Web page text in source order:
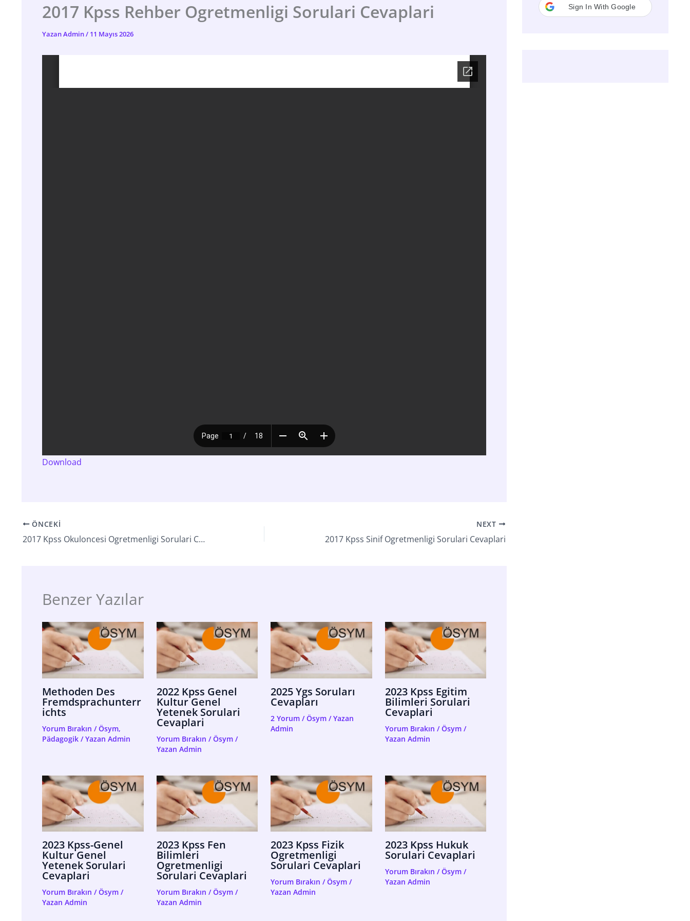
2017 Kpss Rehber Ogretmenligi Sorulari Cevaplari
YazanAdmin/ 11 Mayıs 2026
Download
ÖNCEKI
2017 Kpss Okuloncesi Ogretmenligi Sorulari Cevaplari
NEXT
2017 Kpss Sinif Ogretmenligi Sorulari Cevaplari
Benzer Yazılar
Methoden Des
Fremdsprachunterr
Ichts
Yorum Bırakın /Ösym,
Pädagogik / Yazan Admin
2022 Kpss Genel
Kultur Genel
Yetenek Sorulari
Cevaplari
Yorum Bırakın /Ösym/
Yazan Admin
2025 Ygs Soruları
Cevapları
2 Yorum /Ösym / Yazan
Admin
2023 Kpss Egitim
Bilimleri Sorulari
Cevaplari
Yorum Bırakın /Ösym/
Yazan Admin
2023 Kpss-Genel
Kultur Genel
Yetenek Sorulari
Cevaplari
Yorum Bırakın /Ösym /
Yazan Admin
2023 Kpss Fen
Bilimleri
Ogretmenligi
Sorulari Cevaplari
Yorum Bırakın /Ösym/
Yazan Admin
2023 Kpss Fizik
Ogretmenligi
Sorulari Cevaplari
Yorum Bırakın /Ösym /
Yazan Admin
2023 Kpss Hukuk
Sorulari Cevaplari
Yorum Bırakın /Ösym/
Yazan Admin
Sign In With Google